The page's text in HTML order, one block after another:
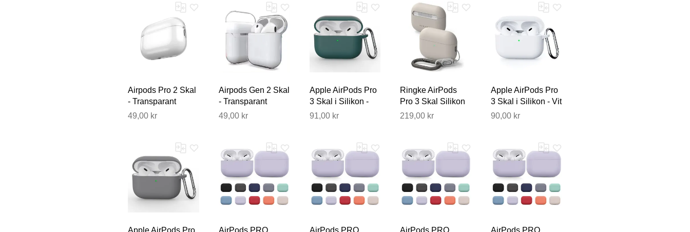
Airpods Pro 2 Skal
- Transparant
Silikon
49,00 kr
Airpods Gen 2 Skal
- Transparant
Silikon
49,00 kr
Apple AirPods Pro
3 Skal i Silikon -
Mörkgrön
91,00 kr
Ringke AirPods
Pro 3 Skal Silikon
Stone
219,00 kr
Apple AirPods Pro
3 Skal i Silikon - Vit
90,00 kr
Vårt team kommer nu att granska dina kommentarer innan de publiceras.